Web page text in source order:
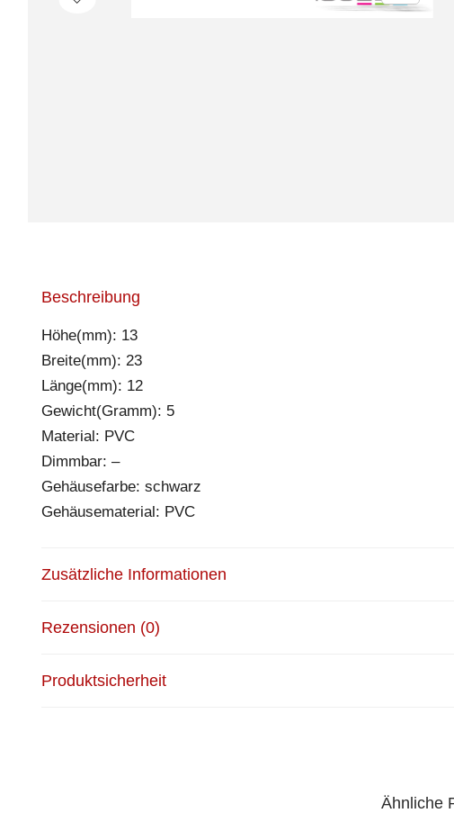
Beschreibung
Höhe(mm): 13
Breite(mm): 23
Länge(mm): 12
Gewicht(Gramm): 5
Material: PVC
Dimmbar: –
Gehäusefarbe: schwarz
Gehäusematerial: PVC
Zusätzliche Informationen
Rezensionen (0)
Produktsicherheit
Ähnliche